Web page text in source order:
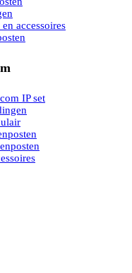
accessoires
IP set